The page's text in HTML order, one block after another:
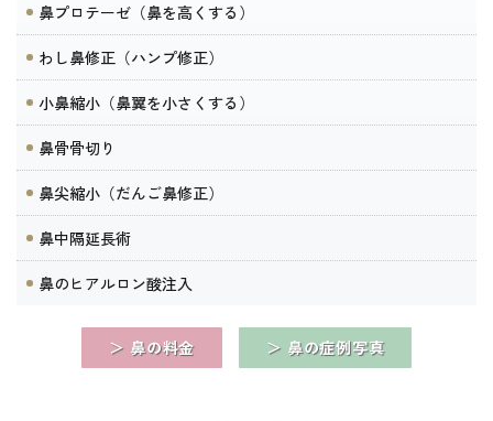
鼻プロテーゼ（鼻を高くする）
わし鼻修正（ハンプ修正）
小鼻縮小（鼻翼を小さくする）
鼻骨骨切り
鼻尖縮小（だんご鼻修正）
鼻中隔延長術
鼻のヒアルロン酸注入
＞ 鼻の料金 ＞ 鼻の症例写真